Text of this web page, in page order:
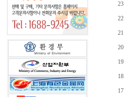
23
22
21
20
19
18
17